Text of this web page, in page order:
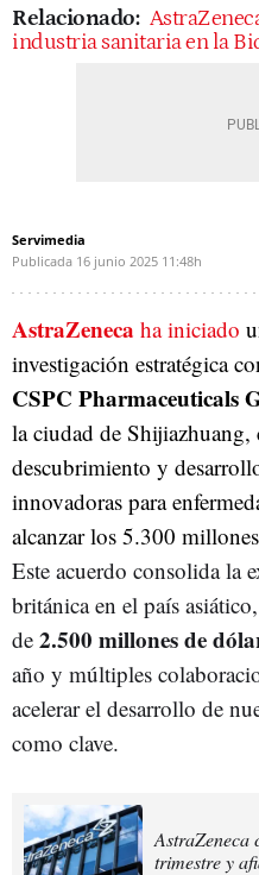
Relacionado:
industria sanitaria en la
Servimedia
Publicada 16 junio 2025 11:48h
AstraZeneca ha iniciado
investigación estratégica
CSPC Pharmaceuticals
la ciudad de Shijiazhuang,
descubrimiento y
innovadoras para
alcanzar los 5.300
Este acuerdo consolida la
británica en el país
de 2.500 millones de
año y múltiples
acelerar el desarrollo de
como clave.
AstraZeneca
trimestre y